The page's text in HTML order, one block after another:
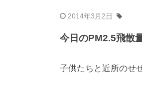
2014年3月2日
今日のPM2.5飛散
子供たちと近所のせ